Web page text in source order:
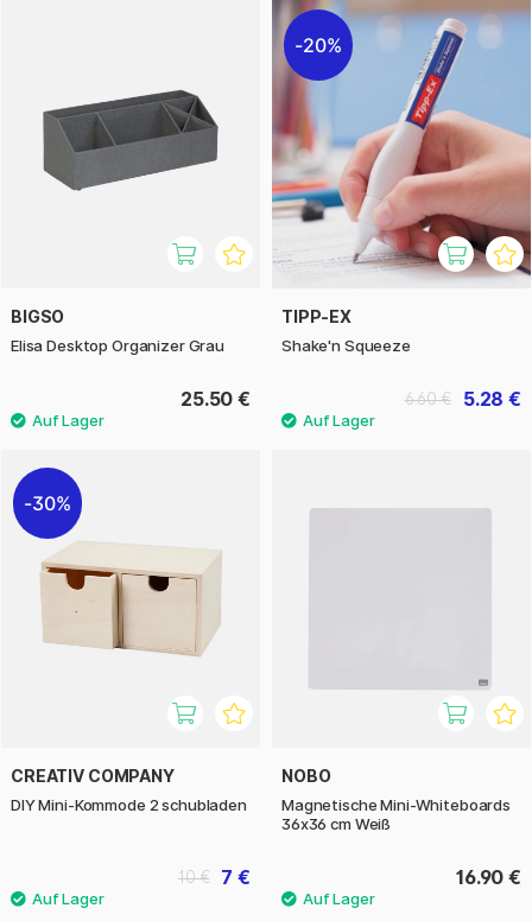
BIGSO
Elisa Desktop Organizer Grau
25.50 €
20%
TIPP-EX
Shake'n Squeeze
5.28 €
6.60 €
30%
CREATIV COMPANY
DIY Mini-Kommode 2 schubladen
7 €
10 €
NOBO
Magnetische Mini-Whiteboards
36x36 cm Weiß
16.90 €